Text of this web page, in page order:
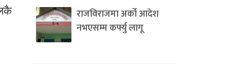
राजविराजमा अर्को आदेश
नभएसम्म कर्फ्यु लागू